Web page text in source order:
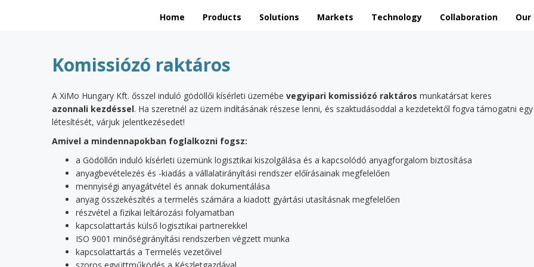
Home Products Solutions Markets Technology Collaboration Our
Komissiózó raktáros
A XiMo Hungary Kft. ősszel induló gödöllői kísérleti üzemébe vegyipari komissiózó raktáros munkatársat keres
azonnali kezdéssel. Ha szeretnél az üzem indításának részese lenni, és szaktudásoddal a kezdetektől fogva támogatni
létesítését, várjuk jelentkezésedet!
Amivel a mindennapokban foglalkozni fogsz:
a Gödöllőn induló kísérleti üzemünk logisztikai kiszolgálása és a kapcsolódó anyagforgalom biztosítása
anyagbevételezés és -kiadás a vállalatirányítási rendszer előírásainak megfelelően
mennyiségi anyagátvétel és annak dokumentálása
anyag összekészítés a termelés számára a kiadott gyártási utasításnak megfelelően
részvétel a fizikai leltározási folyamatban
kapcsolattartás külső logisztikai partnerekkel
ISO 9001 minőségirányítási rendszerben végzett munka
kapcsolattartás a Termelés vezetőivel